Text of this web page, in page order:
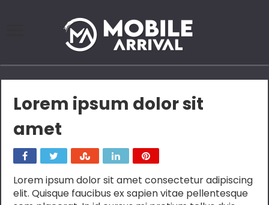
Lorem ipsum dolor sit
amet
Lorem ipsum dolor sit amet consectetur adipiscing
elit. Quisque faucibus ex sapien vitae pellentesque